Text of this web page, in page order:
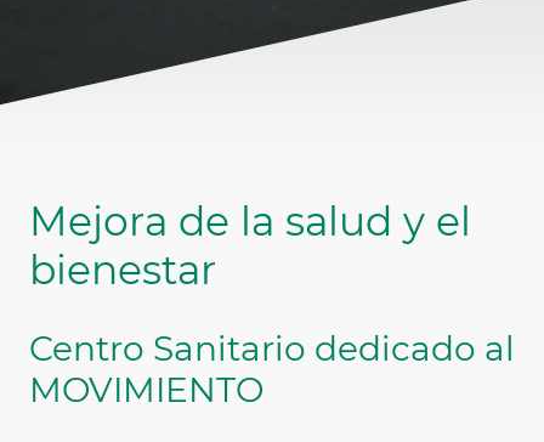
Mejora de la salud y el
bienestar
Centro Sanitario dedicado al
MOVIMIENTO